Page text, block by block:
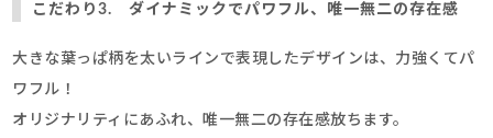
こだわり3. ダイナミックでパワフル、唯一無二の存在感
大きな葉っぱ柄を太いラインで表現したデザインは、力強くてパ
ワフル！
オリジナリティにあふれ、唯一無二の存在感放ちます。